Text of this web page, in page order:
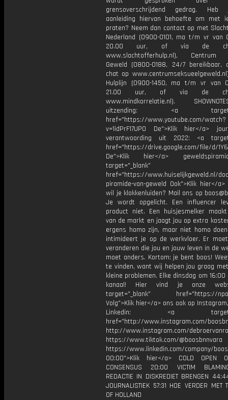
grensoverschrijdend gedrag.
aanleiding hiervan behoefte om met
praten? Neem dan contact op met
Nederland (0900-0101, ma t/m vr
20.00 uur, of via de
www.slachtofferhulp.nl), Centrum
Geweld (0800-0188, 24/7
chat op
Hulplijn (0900-1450, ma t/m vr van
21.00 uur, of via de
www.mindkorrelatie.nl).
uitzending: <a
href="https://www.youtube.com/watch?
v=1idPrF17UP0 De">Klik hier</a>
verantwoording uit 2022: <a
href="https://drive.google.com/file/d/
De">Klik hier</a>
target="_blank"
href="https://www.huiselijkgeweld.nl/
piramide-van-geweld Ook">Klik hier</
wil je klokkenluiden? Mail ons op
Je wordt opgelicht. Een influencer
product niet. Een huisjesmelker
van de markt en jaagt jou op extra
ergens homo zijn, maar niet homo
intimideert je op de werkvloer. Er
veranderen die jou en jouw leven in de
moet anders. Kortom: je bent boos!
te vinden, want wij helpen jou graag
kleine problemen. Elke dinsdag om
kanaal! Hier vind je onze
target="_blank" href="https://
Volg">Klik hier</a> ons ook op
Linkedin: <a
href="http://www.instagram.com/
http://www.instagram.com/
https://www.tiktok.com/@boosbnnvara
https://www.linkedin.com/company/
00:00">Klik hier</a> COLD OPEN
CONSENSUS 20:00 VICTIM
REDACTIE IN DISKREDIET BRENGEN
JOURNALISTIEK 57:31 HOE VERDER MET
OF HOLLAND